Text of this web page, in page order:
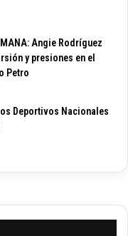
Angie Rodríguez
y presiones en el
Petro
Deportivos Nacionales